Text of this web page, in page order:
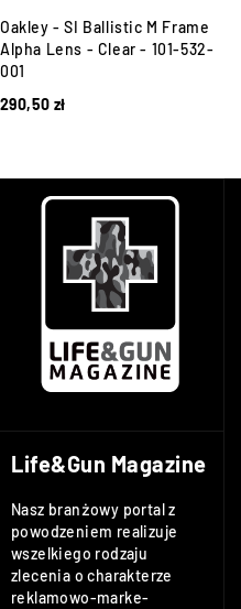
Oakley - SI Ballistic M Frame
Alpha Lens - Clear - 101-532-
001
290,50 zł
Life&Gun Magazine
Nasz branżowy portal z
powodzeniem realizuje
wszelkiego rodzaju
zlecenia o charakterze
reklamowo-marke-